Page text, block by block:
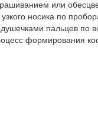
или
узкого носика по
пальцев по
формирования